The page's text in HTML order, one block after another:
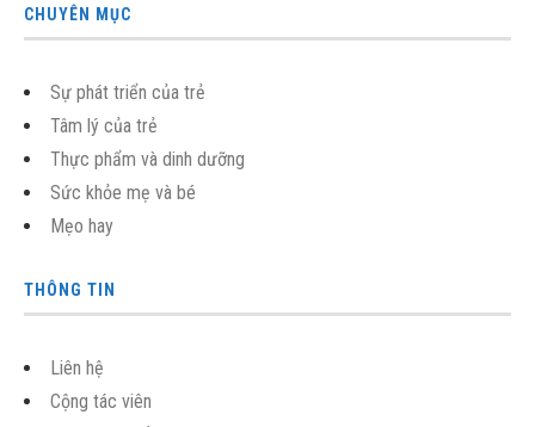
CHUYÊN MỤC
Sự phát triển của trẻ
Tâm lý của trẻ
Thực phẩm và dinh dưỡng
Sức khỏe mẹ và bé
Mẹo hay
THÔNG TIN
Liên hệ
Cộng tác viên